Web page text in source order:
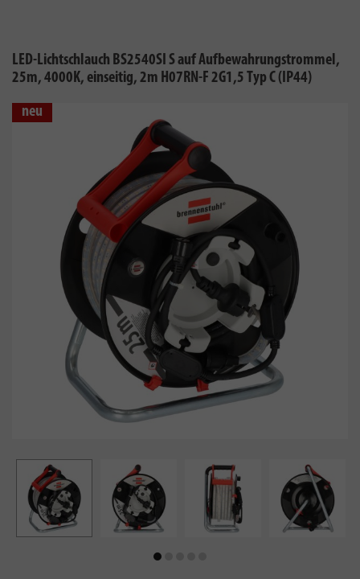
LED-Lichtschlauch BS2540SI S auf Aufbewahrungstrommel,
25m, 4000K, einseitig, 2m H07RN-F 2G1,5 Typ C (IP44)
neu